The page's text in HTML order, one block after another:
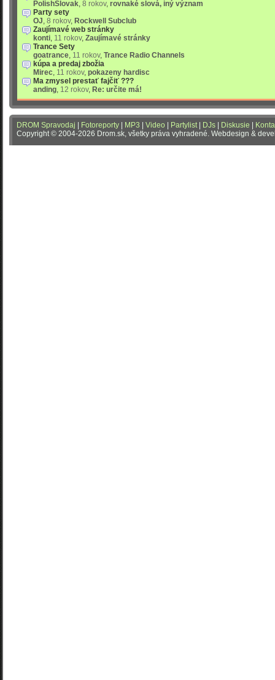
PolishSlovak 8 rokov, rovnaké slová, iný význam
Party sety
OJ 8 rokov, Rockwell Subclub
Zaujímavé web stránky
konti 11 rokov, Zaujímavé stránky
Trance Sety
goatrance 11 rokov, Trance Radio Channels
kúpa a predaj zbožia
Mirec 11 rokov, pokazeny hardisc
Ma zmysel prestať fajčiť ???
anding 12 rokov, Re: určite má!
DROM Spravodaj | Fotoreporty | MP3 | Video | Partylist | DJs | Diskusie |
Copyright © 2004-2026 Drom.sk, všetky práva vyhradené. Webdesign &